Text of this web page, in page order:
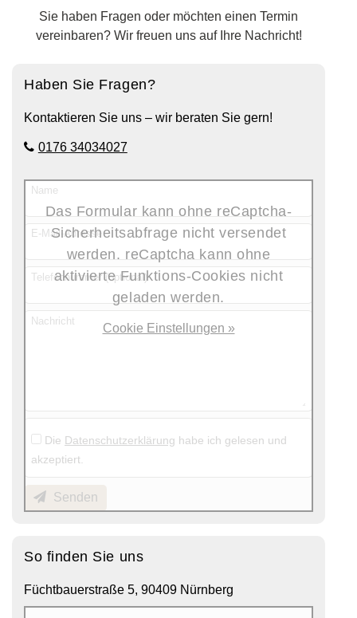
Sie haben Fragen oder möchten einen Termin
vereinbaren? Wir freuen uns auf Ihre Nachricht!
Haben Sie Fragen?
Kontaktieren Sie uns – wir beraten Sie gern!
0176 34034027
Name
E-Mail-Adresse
Telefonnummer (optional)
Nachricht
Die Datenschutzerklärung habe ich gelesen und
akzeptiert.
Senden
Das Formular kann ohne reCaptcha-
Sicherheitsabfrage nicht versendet
werden. reCaptcha kann ohne
aktivierte Funktions-Cookies nicht
geladen werden.
Cookie Einstellungen »
So finden Sie uns
Füchtbauerstraße 5, 90409 Nürnberg